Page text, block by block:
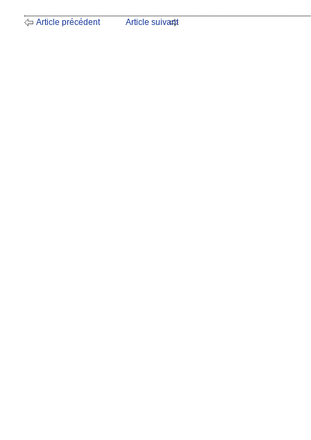
Article précédent Article suivant